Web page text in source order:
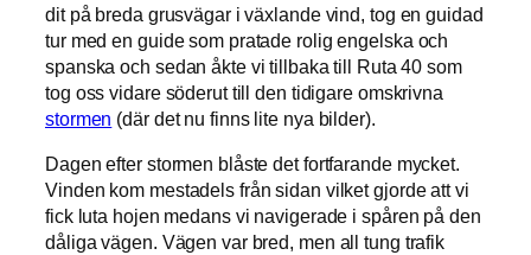
dit på breda grusvägar i växlande vind, tog en guidad
tur med en guide som pratade rolig engelska och
spanska och sedan åkte vi tillbaka till Ruta 40 som
tog oss vidare söderut till den tidigare omskrivna
stormen (där det nu finns lite nya bilder).
Dagen efter stormen blåste det fortfarande mycket.
Vinden kom mestadels från sidan vilket gjorde att vi
fick luta hojen medans vi navigerade i spåren på den
dåliga vägen. Vägen var bred, men all tung trafik